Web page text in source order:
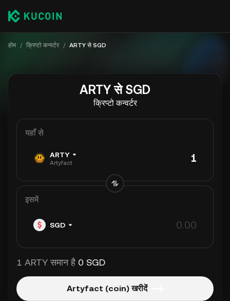
होम / क्रिप्टो कन्वर्टर / ARTY से SGD
ARTY से SGD
क्रिप्टो कन्वर्टर
यहाँ से
ARTY
Artyfact
इसमें
SGD
1 ARTY समान है 0 SGD
Artyfact (coin) खरीदें